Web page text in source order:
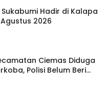
Sukabumi Hadir di Kalapa
2026
Ciemas Diduga
Polisi Belum Beri